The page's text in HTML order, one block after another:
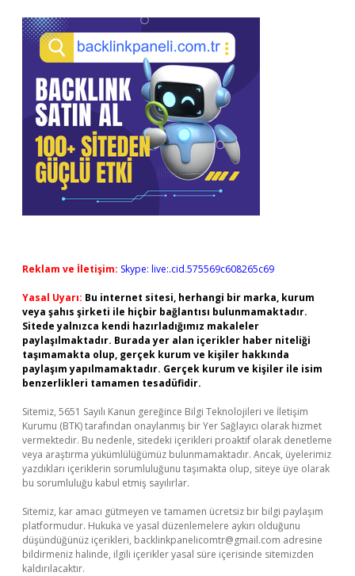
Reklam ve İletişim: Skype: live:.cid.575569c608265c69
Yasal Uyarı: Bu internet sitesi, herhangi bir marka, kurum
veya şahıs şirketi ile hiçbir bağlantısı bulunmamaktadır.
Sitede yalnızca kendi hazırladığımız makaleler
paylaşılmaktadır. Burada yer alan içerikler haber niteliği
taşımamakta olup, gerçek kurum ve kişiler hakkında
paylaşım yapılmamaktadır. Gerçek kurum ve kişiler ile isim
benzerlikleri tamamen tesadüfidir.
Sitemiz, 5651 Sayılı Kanun gereğince Bilgi Teknolojileri ve İletişim
Kurumu (BTK) tarafından onaylanmış bir Yer Sağlayıcı olarak hizmet
vermektedir. Bu nedenle, sitedeki içerikleri proaktif olarak denetleme
veya araştırma yükümlülüğümüz bulunmamaktadır. Ancak, üyelerimiz
yazdıkları içeriklerin sorumluluğunu taşımakta olup, siteye üye olarak
bu sorumluluğu kabul etmiş sayılırlar.
Sitemiz, kar amacı gütmeyen ve tamamen ücretsiz bir bilgi paylaşım
platformudur. Hukuka ve yasal düzenlemelere aykırı olduğunu
düşündüğünüz içerikleri, backlinkpanelicomtr@gmail.com adresine
bildirmeniz halinde, ilgili içerikler yasal süre içerisinde sitemizden
kaldırılacaktır.